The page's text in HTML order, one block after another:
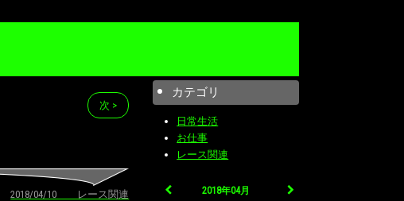
次 >
2018/04/10 レース関連
カテゴリ
日常生活
お仕事
レース関連
2018年04月